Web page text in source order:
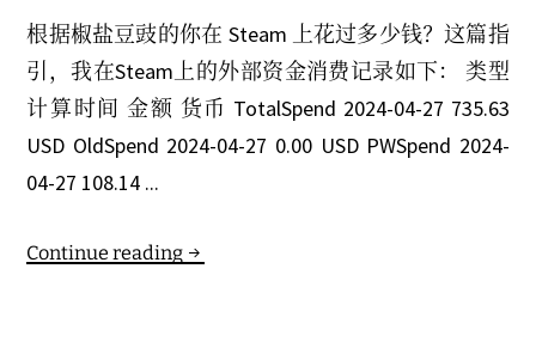
根据椒盐豆豉的你在 Steam 上花过多少钱？这篇指
引，我在Steam上的外部资金消费记录如下： 类型
计算时间 金额 货币 TotalSpend 2024-04-27 735.63
USD OldSpend 2024-04-27 0.00 USD PWSpend 2024-
04-27 108.14 ...
Continue reading